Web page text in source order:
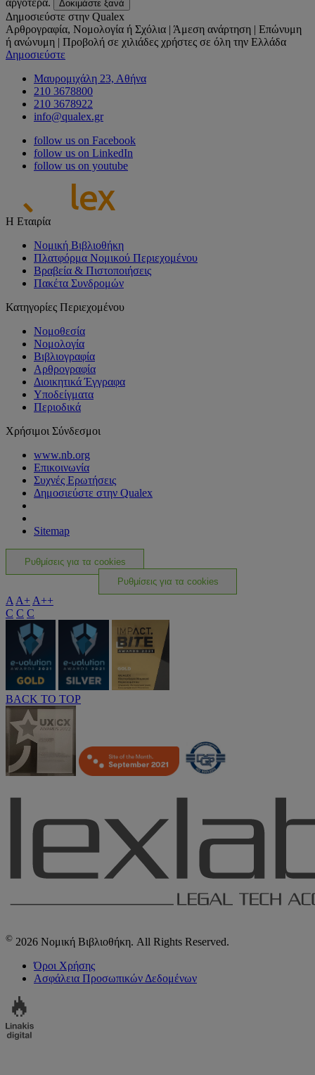
Δοκιμάστε ξανά
Δημοσιεύστε στην Qualex
Αρθρογραφία, Νομολογία ή Σχόλια | Άμεση ανάρτηση | Επώνυμη
ή ανώνυμη | Προβολή σε χιλιάδες χρήστες σε όλη την Ελλάδα
Δημοσιεύστε
Μαυρομιχάλη 23, Αθήνα
210 3678800
210 3678922
info@qualex.gr
follow us on Facebook
follow us on LinkedIn
follow us on youtube
Η Εταιρία
Νομική Βιβλιοθήκη
Πλατφόρμα Νομικού Περιεχομένου
Βραβεία & Πιστοποιήσεις
Πακέτα Συνδρομών
Κατηγορίες Περιεχομένου
Νομοθεσία
Νομολογία
Βιβλιογραφία
Αρθρογραφία
Διοικητικά Έγγραφα
Υποδείγματα
Περιοδικά
Χρήσιμοι Σύνδεσμοι
www.nb.org
Επικοινωνία
Συχνές Ερωτήσεις
Δημοσιεύστε στην Qualex
Sitemap
Ρυθμίσεις για τα cookies
Ρυθμίσεις για τα cookies
AA+A++
C C C
BACK TO TOP
© 2026 Νομική Βιβλιοθήκη. All Rights Reserved.
Όροι Χρήσης
Ασφάλεια Προσωπικών Δεδομένων